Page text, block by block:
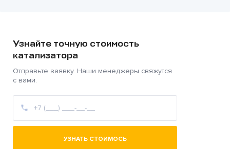
Узнайте точную стоимость
катализатора
Отправьте заявку. Наши менеджеры свяжутся
с вами.
УЗНАТЬ СТОИМОСЬ